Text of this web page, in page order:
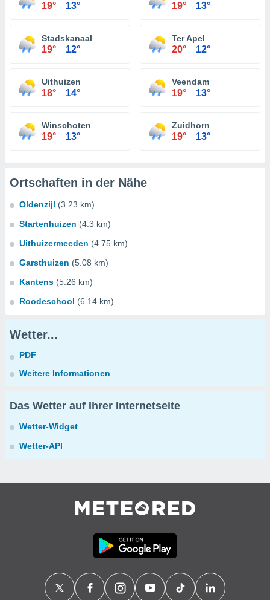
19° 13° 19° 13°
Stadskanaal
19° 12°
Ter Apel
20° 12°
Uithuizen
18° 14°
Veendam
19° 13°
Winschoten
19° 13°
Zuidhorn
19° 13°
Ortschaften in der Nähe
Oldenzijl (3.23 km)
Startenhuizen (4.3 km)
Uithuizermeeden (4.75 km)
Garsthuizen (5.08 km)
Kantens (5.26 km)
Roodeschool (6.14 km)
Wetter...
PDF
Weitere Informationen
Das Wetter auf Ihrer Internetseite
Wetter-Widget
Wetter-API